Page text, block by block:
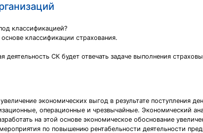
классификацией?
классификации страхования.
деятельность СК будет отвечать задаче выполнения
экономических выгод в результате поступления
операционные и чрезвычайные. Экономический
на этой основе экономическое обоснование
по повышению рентабельности деятельности